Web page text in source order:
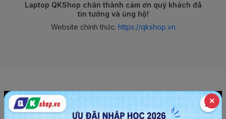
Laptop QKShop chân thành cảm ơn quý khách đã
tin tưởng và ủng hộ!
Website chính thức: https://qkshop.vn